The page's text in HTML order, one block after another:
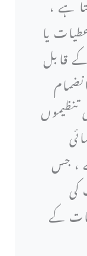
یا
قابل
، جس
کی
کے